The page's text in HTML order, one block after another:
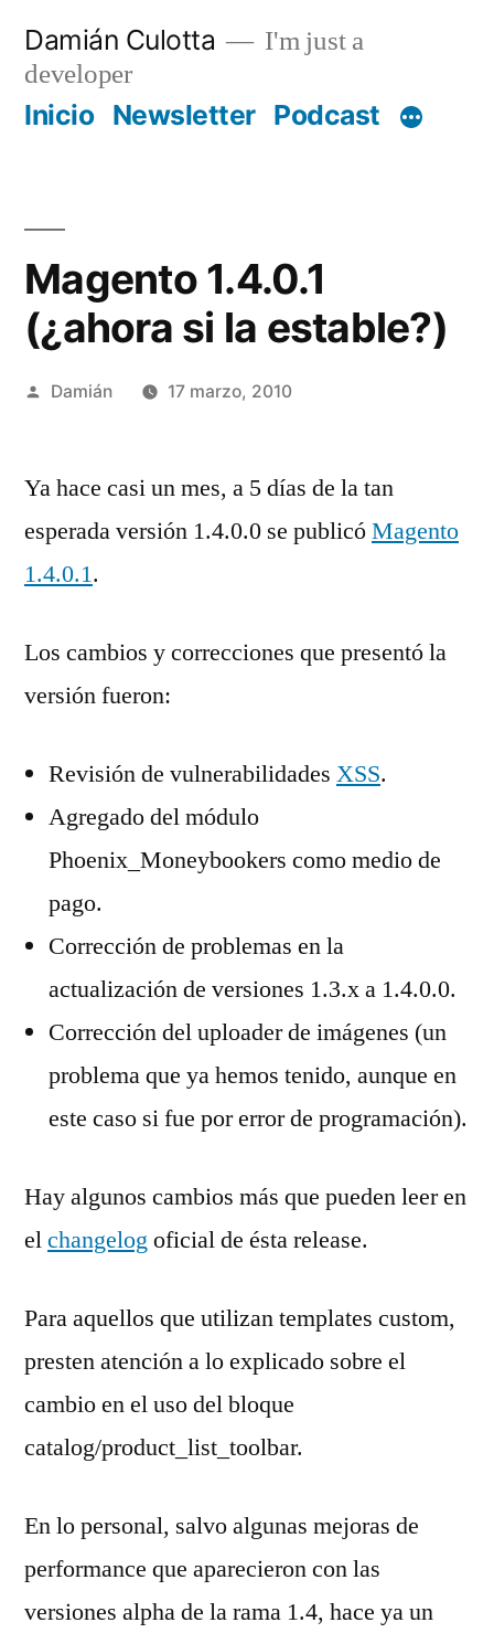
contenido
Damián Culotta
I'm just a
developer
Inicio Newsletter Podcast
Magento 1.4.0.1
(¿ahora si la estable?)
Publicado
Damián 17 marzo, 2010
Ya hace casi un mes, a 5 días de la tan
esperada versión 1.4.0.0 se publicóMagento
1.4.0.1.
Los cambios y correcciones que presentó la
versión fueron:
Revisión de vulnerabilidades XSS.
Agregado del módulo
Phoenix_Moneybookers como medio de
pago.
Corrección de problemas en la
actualización de versiones 1.3.x a 1.4.0.0.
Corrección del uploader de imágenes (un
problema que ya hemos tenido, aunque en
este caso si fue por error de programación).
Hay algunos cambios más que pueden leer en
elchangelog oficial de ésta release.
Para aquellos que utilizan templates custom,
presten atención a lo explicado sobre el
cambio en el uso del bloque
catalog/product_list_toolbar.
En lo personal, salvo algunas mejoras de
performance que aparecieron con las
versiones alpha de la rama 1.4, hace ya un